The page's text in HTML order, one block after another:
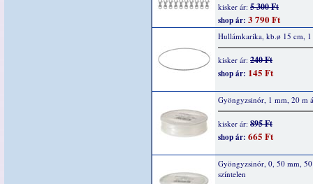
kisker ár: 5 300 Ft
shop ár: 3 790 Ft
Hullámkarika, kb.ø 15 cm,
kisker ár: 240 Ft
shop ár: 145 Ft
Gyöngyzsinór, 1 mm, 20 m
kisker ár: 895 Ft
shop ár: 665 Ft
Gyöngyzsinór, 0, 50 mm,
színtelen